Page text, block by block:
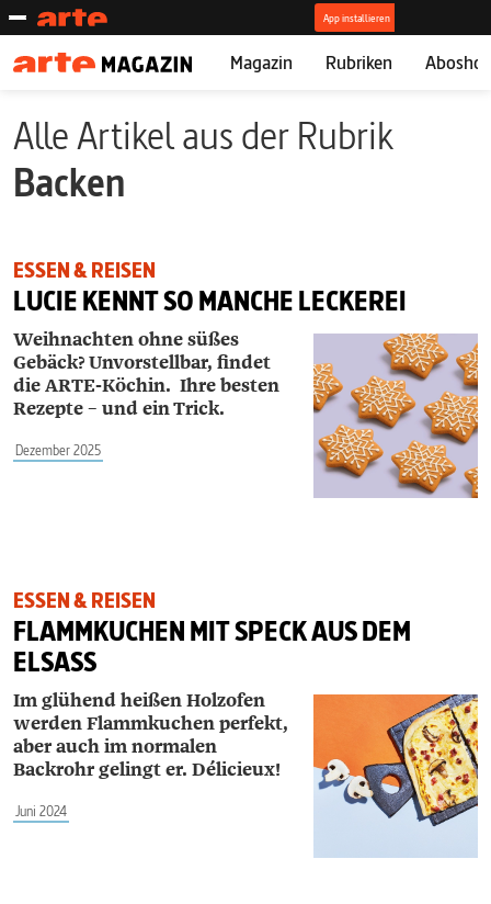
Magazin Rubriken
Alle Artikel aus der Rubrik
Backen
ESSEN & REISEN
LUCIE KENNT SO MANCHE LECKEREI
Weihnachten ohne süßes
Gebäck? Unvorstellbar, findet
die ARTE-Köchin. Ihre besten
Rezepte – und ein Trick.
Dezember 2025
ESSEN & REISEN
FLAMMKUCHEN MIT SPECK AUS DEM
ELSASS
Im glühend heißen Holzofen
werden Flammkuchen perfekt,
aber auch im normalen
Backrohr gelingt er. Délicieux!
Juni 2024